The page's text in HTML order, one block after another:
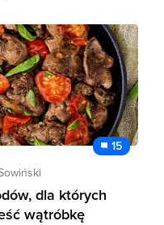
15
dla których
wątróbkę